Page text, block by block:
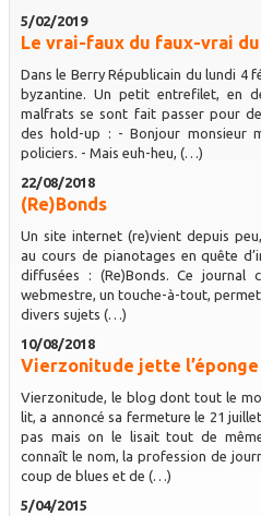
5/02/2019
Le vrai-faux du faux-vrai
Dans le Berry Républicain du lundi 4
byzantine. Un petit entrefilet, en
malfrats se sont fait passer pour
des hold-up : - Bonjour monsieur
policiers. - Mais euh-heu, (…)
22/08/2018
(Re)Bonds
Un site internet (re)vient depuis
au cours de pianotages en quête
diffusées : (Re)Bonds. Ce journal
webmestre, un touche-à-tout,
divers sujets (…)
10/08/2018
Vierzonitude jette l’éponge
Vierzonitude, le blog dont tout le
lit, a annoncé sa fermeture le 21
pas mais on le lisait tout de
connaît le nom, la profession de
coup de blues et de (…)
5/04/2015